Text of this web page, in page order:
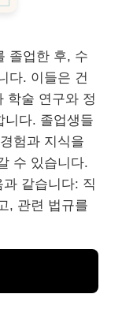
졸업한 후, 수
다. 이들은 건
학술 연구와 정
니다. 졸업생들
험과 지식을
수 있습니다.
같습니다: 직
, 관련 법규를